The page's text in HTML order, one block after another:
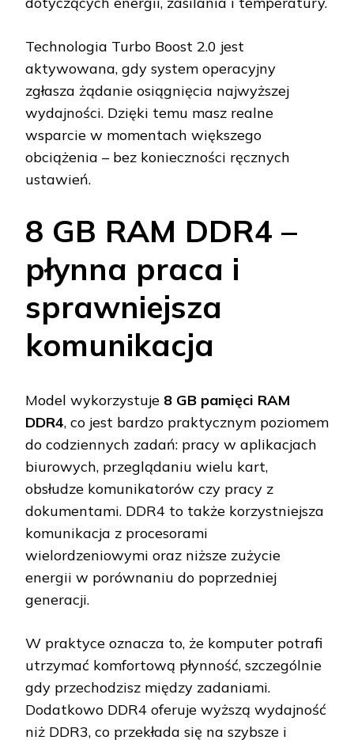
Technologia Turbo Boost 2.0 jest
aktywowana, gdy system operacyjny
zgłasza żądanie osiągnięcia najwyższej
wydajności. Dzięki temu masz realne
wsparcie w momentach większego
obciążenia – bez konieczności ręcznych
ustawień.
8 GB RAM DDR4 –
płynna praca i
sprawniejsza
komunikacja
Model wykorzystuje 8 GB pamięci RAM
DDR4, co jest bardzo praktycznym poziomem
do codziennych zadań: pracy w aplikacjach
biurowych, przeglądaniu wielu kart,
obsłudze komunikatorów czy pracy z
dokumentami. DDR4 to także korzystniejsza
komunikacja z procesorami
wielordzeniowymi oraz niższe zużycie
energii w porównaniu do poprzedniej
generacji.
W praktyce oznacza to, że komputer potrafi
utrzymać komfortową płynność, szczególnie
gdy przechodzisz między zadaniami.
Dodatkowo DDR4 oferuje wyższą wydajność
niż DDR3, co przekłada się na szybsze i